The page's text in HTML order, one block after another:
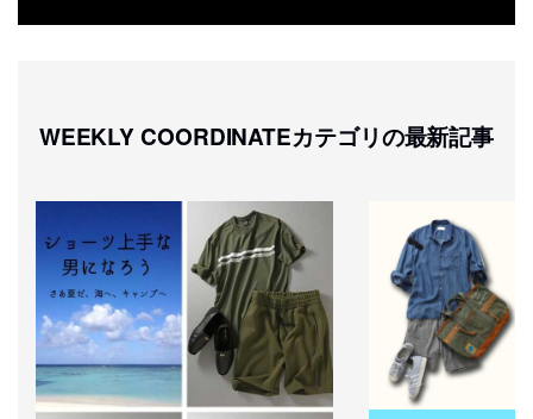
WEEKLY COORDINATEカテゴリの最新記事